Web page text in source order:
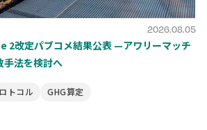
2026.08.05
2改定パブコメ結果公表 —アワリーマッチ
手法を検討へ
トコル GHG算定